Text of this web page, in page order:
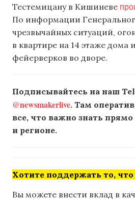
Тестемицану в Кишиневе
По информации
чрезвычайных ситуаций,
в квартире на 14 этаже дома
фейерверков во дворе.
Подписывайтесь на наш
@newsmakerlive. Там
все, что важно знать
и регионе.
Хотите поддержать то,
Вы можете внести вклад в